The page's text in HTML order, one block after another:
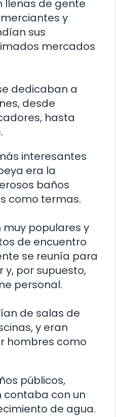
llenas de gente
y
sus
mercados
dedicaban a
desde
hasta
interesantes
era la
baños
como termas.
muy populares y
de encuentro
se reunía para
y, por supuesto,
personal.
de salas de
y eran
hombres como
públicos,
contaba con un
de agua.